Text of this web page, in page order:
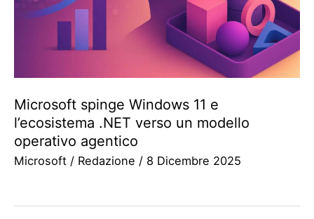
Microsoft spinge Windows 11 e
l’ecosistema .NET verso un modello
operativo agentico
Microsoft / Redazione / 8 Dicembre 2025